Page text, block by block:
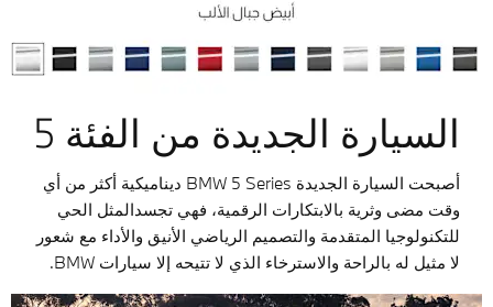
السيارة الجديدة من الفئة 5
أصبحت السيارة الجديدة BMW 5 Series ديناميكية أكثر من أي
وقت مضى وثرية بالابتكارات الرقمية، فهي تجسدالمثل الحي
للتكنولوجيا المتقدمة والتصميم الرياضي الأنيق والأداء مع شعور
لا مثيل له بالراحة والاسترخاء الذي لا تتيحه إلا سيارات BMW.